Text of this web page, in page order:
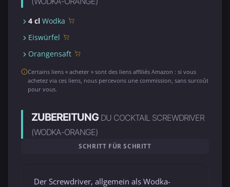
4 cl Wodka
Eiswürfel
Orangensaft
Certains liens « acheter » sont des liens affiliés Amazon : si vous
achetez via ces liens, nous percevons une commission, sans surcoût
pour vous.
ZUBEREITUNG DU COCKTAIL SCREWDRIVER
(WODKA-ORANGE)
SCHRITT FÜR SCHRITT
Der Screwdriver, allgemein als Wodka-